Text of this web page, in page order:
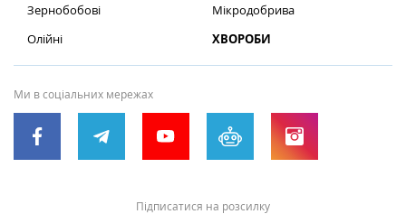
Зернобобові
Олійні
Мікродобрива
ХВОРОБИ
Ми в соціальних мережах
Підписатися на розсилку